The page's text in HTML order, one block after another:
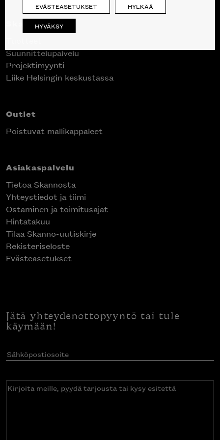
Skanno
Suunnittelupalvelu
Projektimyynti
Liike Helsingin keskustassa
Outlet
Poistuvat mallikappaleet
Asiakaspalvelu
Tietoa Skannosta
Yhteystiedot ja tiimi
Ostaminen ja toimitusajat
Hintatakuu
Tilaa Skanno-uutiskirje
Rekisteriseloste
Evästeasetukset
Jätä yhteydenottopyyntö tai tule
käymään!
Sähköpostiosoite(Pakollinen)
Kirjoita
EVÄSTEASETUKSET HYLKÄÄ
HYVÄKSY